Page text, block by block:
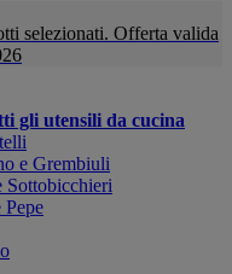
selezionati. Offerta valida
gli utensili da cucina
e Grembiuli
Sottobicchieri
Pepe